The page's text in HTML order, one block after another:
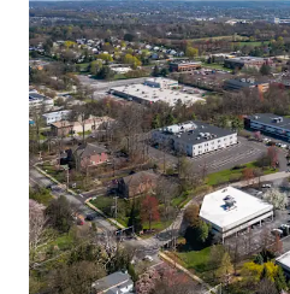
Strong Leasing Momentum
Diversified Tenant Mix
Outstanding Access &
Affluent Location Enables
Employee Base